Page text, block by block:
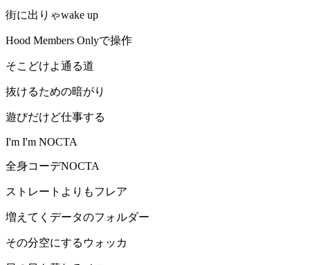
街に出りゃwake up
Hood Members Onlyで操作
そこどけよ通る道
抜けるための暗がり
遊びだけど仕事する
I'm I'm NOCTA
全身コーデNOCTA
ストレートよりもフレア
増えてくデータのフォルダー
その分空にするウォッカ